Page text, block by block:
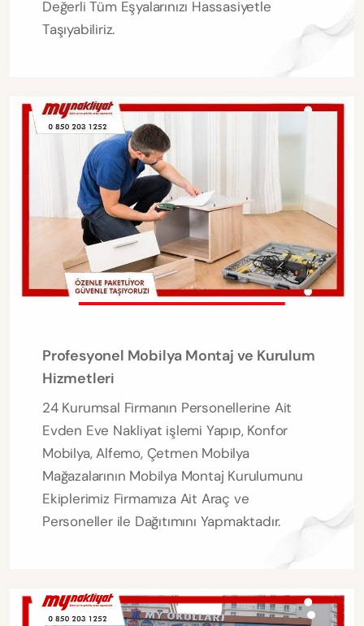
Değerli Tüm Eşyalarınızı Hassasiyetle
Taşıyabiliriz.
Profesyonel Mobilya Montaj ve Kurulum
Hizmetleri
24 Kurumsal Firmanın Personellerine Ait
Evden Eve Nakliyat işlemi Yapıp, Konfor
Mobilya, Alfemo, Çetmen Mobilya
Mağazalarının Mobilya Montaj Kurulumunu
Ekiplerimiz Firmamıza Ait Araç ve
Personeller ile Dağıtımını Yapmaktadır.